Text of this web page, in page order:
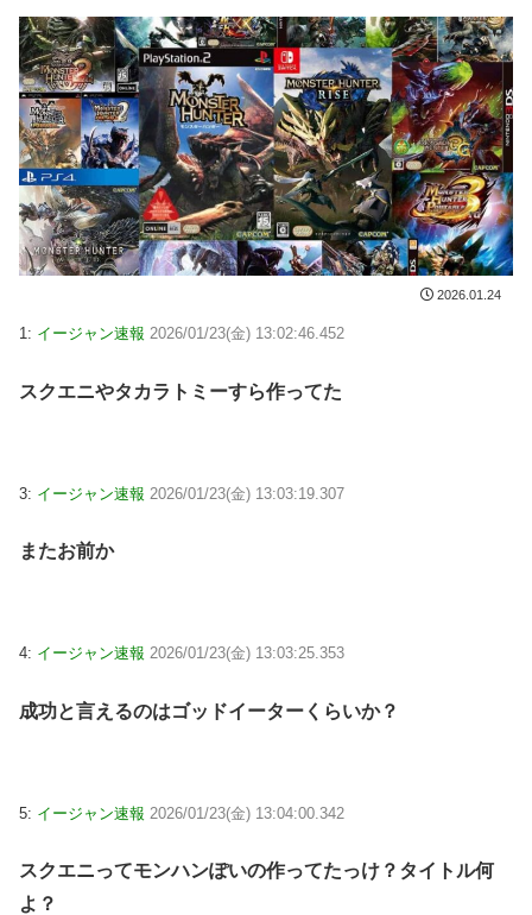
2026.01.24
1: イージャン速報 2026/01/23(金) 13:02:46.452
スクエニやタカラトミーすら作ってた
3: イージャン速報 2026/01/23(金) 13:03:19.307
またお前か
4: イージャン速報 2026/01/23(金) 13:03:25.353
成功と言えるのはゴッドイーターくらいか？
5: イージャン速報 2026/01/23(金) 13:04:00.342
スクエニってモンハンぽいの作ってたっけ？タイトル何
よ？